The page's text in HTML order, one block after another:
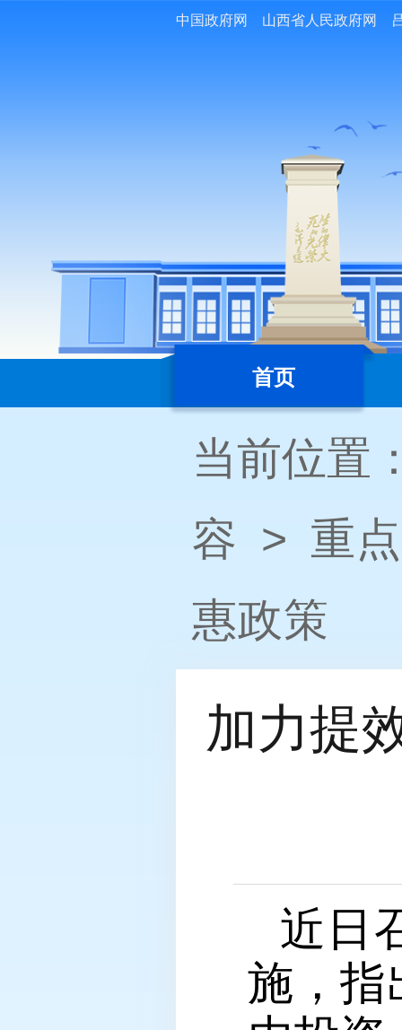
中国政府网 山西省人民政府网
首页
当前位置
容 > 重
惠政策
加力提
近日
施，指